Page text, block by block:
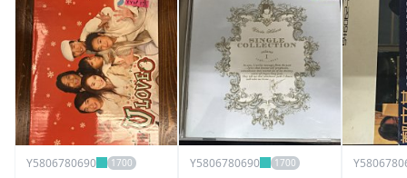
Y5806780690 Y5806780690